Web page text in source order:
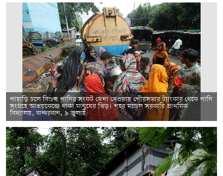
পাহাড়ি ঢলে বিশুদ্ধ পানির সংকট দেখা দেওয়ায় পৌরসভার ট্যাংকার থেকে পানি
সংগ্রহে আশ্রয়কেন্দ্রে থাকা মানুষের ভিড়। শহর মডেল সরকারি প্রাথমিক
বিদ্যালয়, বান্দরবান, ৯ জুলাই